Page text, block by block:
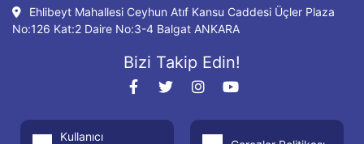
Ehlibeyt Mahallesi Ceyhun Atıf Kansu Caddesi Üçler Plaza
No:126 Kat:2 Daire No:3-4 Balgat ANKARA
Bizi Takip Edin!
Kullanıcı